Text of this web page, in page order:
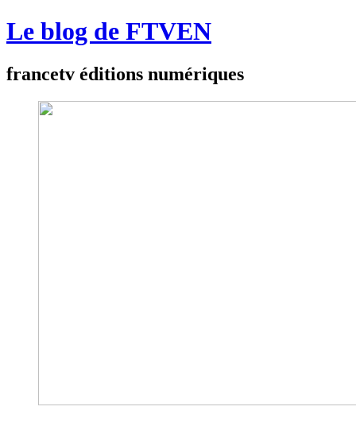
Le blog de FTVEN
francetv éditions numériques